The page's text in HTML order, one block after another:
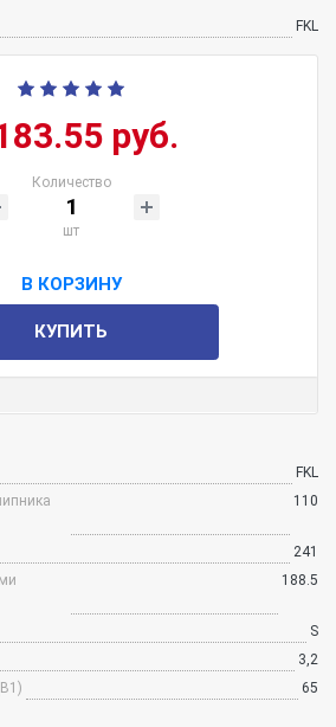
FKL
руб.
Количество
шт
В КОРЗИНУ
КУПИТЬ
FKL
110
241
188.5
S
3,2
65